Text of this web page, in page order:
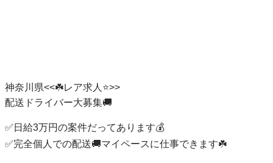
神奈川県<<☘️レア求人⭐️>>
配送ドライバー大募集🚚
✅日給3万円の案件だってあります💰
✅完全個人での配送🚚マイペースに仕事できます☘️